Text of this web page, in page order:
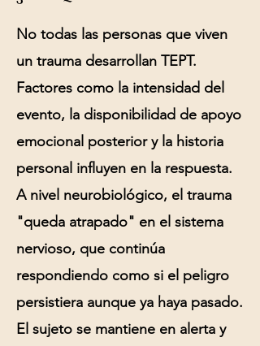
No todas las personas que viven
un trauma desarrollan TEPT.
Factores como la intensidad del
evento, la disponibilidad de apoyo
emocional posterior y la historia
personal influyen en la respuesta.
A nivel neurobiológico, el trauma
"queda atrapado" en el sistema
nervioso, que continúa
respondiendo como si el peligro
persistiera aunque ya haya pasado.
El sujeto se mantiene en alerta y